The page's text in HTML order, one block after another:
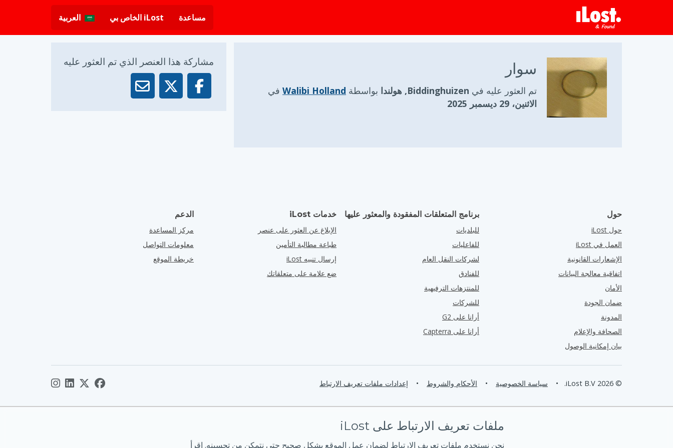
مساعدة iLost الخاص بي العربية
سوار
تم العثور عليه في Biddinghuizen, هولندا بواسطة Walibi Holland في
الاثنين، 29 ديسمبر 2025
مشاركة هذا العنصر الذي تم العثور عليه
حول
حول iLost
العمل في iLost
الإشعارات القانونية
اتفاقية معالجة البيانات
الأمان
ضمان الجودة
المدونة
الصحافة والإعلام
بيان إمكانية الوصول
برنامج المتعلقات المفقودة والمعثور عليها
للبلديات
للفاعليات
لشركات النقل العام
للفنادق
للمنتزهات الترفيهية
للشركات
أرانا على G2
أرانا على Capterra
خدمات iLost
الإبلاغ عن العثور على عنصر
طباعة مطالبة التأمين
إرسال تنبيه iLost
ضع علامة على متعلقاتك
الدعم
مركز المساعدة
معلومات التواصل
خريطة الموقع
© 2026 iLost B.V.
• سياسة الخصوصية • الأحكام والشروط • إعدادات ملفات تعريف الارتباط
ملفات تعريف الارتباط على iLost
نحن نستخدم ملفات تعريف الارتباط لضمان عمل الموقع بشكل صحيح حتى نتمكن من تحسينه. اقرأ